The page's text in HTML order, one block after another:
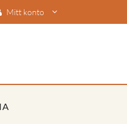
Mitt konto